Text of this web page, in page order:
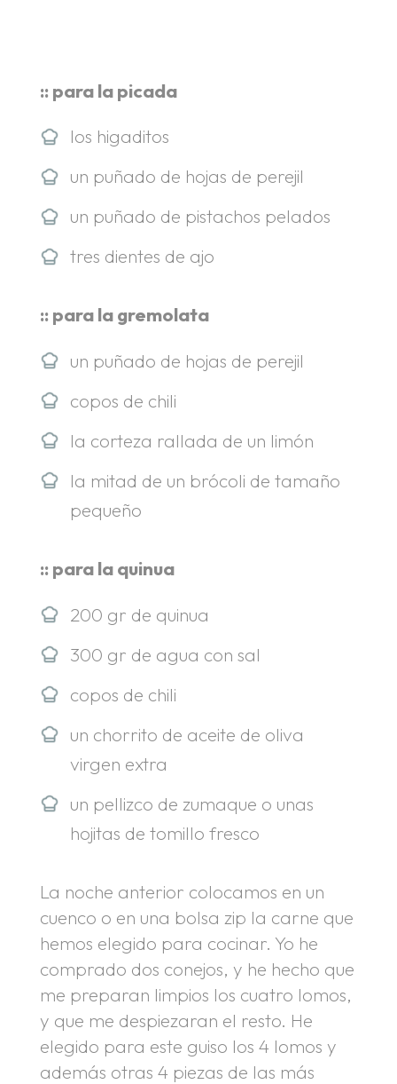
:: para la picada
los higaditos
un puñado de hojas de perejil
un puñado de pistachos pelados
tres dientes de ajo
:: para la gremolata
un puñado de hojas de perejil
copos de chili
la corteza rallada de un limón
la mitad de un brócoli de tamaño
pequeño
:: para la quinua
200 gr de quinua
300 gr de agua con sal
copos de chili
un chorrito de aceite de oliva
virgen extra
un pellizco de zumaque o unas
hojitas de tomillo fresco
La noche anterior colocamos en un
cuenco o en una bolsa zip la carne que
hemos elegido para cocinar. Yo he
comprado dos conejos, y he hecho que
me preparan limpios los cuatro lomos,
y que me despiezaran el resto. He
elegido para este guiso los 4 lomos y
además otras 4 piezas de las más